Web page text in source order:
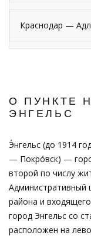
Краснодар —
О ПУНКТЕ
ЭНГЕЛЬС
Э́нгельс (до 1914
— Покро́вск) —
второй по числу
Административный
района и
город Энгельс со
расположен на